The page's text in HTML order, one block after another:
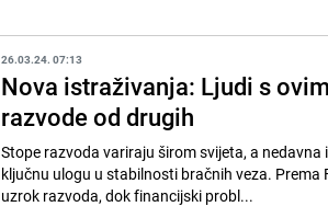
26.03.24. 07:13
Nova istraživanja: Ljudi s
razvode od drugih
Stope razvoda variraju širom svijeta, a
ključnu ulogu u stabilnosti bračnih veza.
uzrok razvoda, dok financijski probl...